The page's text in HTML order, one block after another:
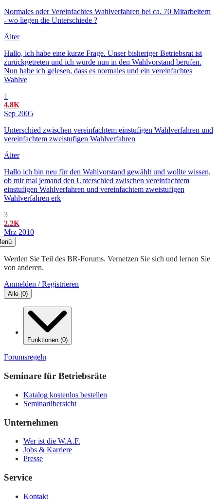
Normales oder Vereinfachtes Wahlverfahren bei ca. 70 Mitarbeitern
- wo liegen die Unterschiede ?
Älter
Hallo, ich habe eine kurze Frage. Unser bisheriger Betriebsrat ist
zurückgetreten und ich wurde nun in den Wahlvorstand berufen.
Nun habe ich gelesen, dass es normales und ein vereinfachtes
Wahlve
1
4.8K
Sep 2005
Unterschied zwischen vereinfachtem einstufigen Wahlverfahren und
vereinfachtem zweistufigen Wahlverfahren
Älter
Hallo ich bin neu für den Wahlvorstand gewählt und wollte wissen,
ob mir mal jemand den Unterschied zwischen vereinfachtem
einstufigen Wahlverfahren und vereinfachtem zweistufigen
Wahlverfahren erk
3
2.2K
Mrz 2010
Werden Sie Teil des BR-Forums. Vernetzen Sie sich und lernen Sie
von anderen.
Anmelden / Registrieren
Alle (0)
Funktionen (0)
Forumsregeln
Seminare für Betriebsräte
Katalog kostenlos bestellen
Seminarübersicht
Unternehmen
Wer ist die W.A.F.
Jobs & Karriere
Presse
Service
Kontakt